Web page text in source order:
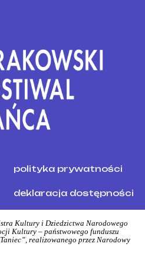
polityka prywatności
deklaracja dostępności
Kultury i Dziedzictwa Narodowego
Kultury – państwowego funduszu
realizowanego przez Narodowy